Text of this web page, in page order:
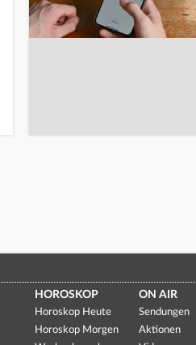
HOROSKOP
Horoskop Heute
Horoskop Morgen
ON AIR
Sendungen
Aktionen